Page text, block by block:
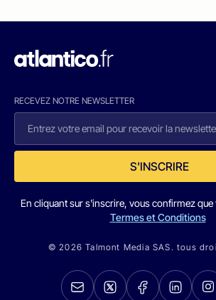
RECEVEZ NOTRE NEWSLETTER
S'INSCRIRE
En cliquant sur s'inscrire, vous confirmez
Termes et Conditions
© 2026 Talmont Media SAS. tous